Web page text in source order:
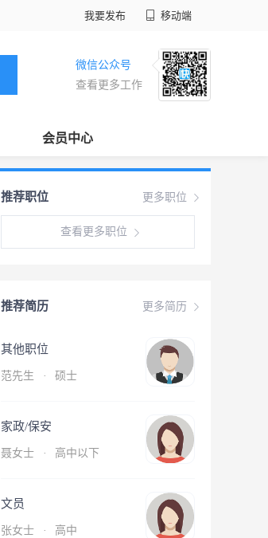
我要发布 移动端
微信公众号
查看更多工作
会员中心
更多职位
推荐职位
查看更多职位
更多简历
推荐简历
其他职位
范先生 · 硕士
家政/保安
聂女士 · 高中以下
文员
张女士 · 高中